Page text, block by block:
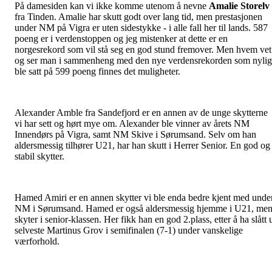
På damesiden kan vi ikke komme utenom å nevne Amalie Storelv
fra Tinden. Amalie har skutt godt over lang tid, men prestasjonen
under NM på Vigra er uten sidestykke - i alle fall her til lands. 587
poeng er i verdenstoppen og jeg mistenker at dette er en
norgesrekord som vil stå seg en god stund fremover. Men hvem
og ser man i sammenheng med den nye verdensrekorden som nylig
ble satt på 599 poeng finnes det muligheter.
Alexander Amble fra Sandefjord er en annen av de unge skytterne
vi har sett og hørt mye om. Alexander ble vinner av årets NM
Innendørs på Vigra, samt NM Skive i Sørumsand. Selv om han
aldersmessig tilhører U21, har han skutt i Herrer Senior. En god og
stabil skytter.
Hamed Amiri er en annen skytter vi ble enda bedre kjent med
NM i Sørumsand. Hamed er også aldersmessig hjemme i U21, men
skyter i senior-klassen. Her fikk han en god 2.plass, etter å ha slått
selveste Martinus Grov i semifinalen (7-1) under vanskelige
værforhold.